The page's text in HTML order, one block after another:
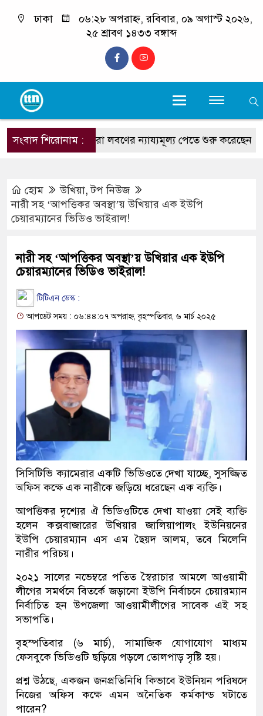
ঢাকা
০৬:২৮ অপরাহ্ন, রবিবার, ০৯ অগাস্ট ২০২৬,
২৫ শ্রাবণ ১৪৩৩ বঙ্গাব্দ
সংবাদ শিরোনাম :চাষিরা লবণের ন্যায্যমূল্য পেতে শুরু করেছেন :
হোম উখিয়া,টপ নিউজ
নারী সহ ‘আপত্তিকর অবস্থা’য় উখিয়ার এক ইউপি
চেয়ারম্যানের ভিডিও ভাইরাল!
নারী সহ ‘আপত্তিকর অবস্থা’য় উখিয়ার এক ইউপি
চেয়ারম্যানের ভিডিও ভাইরাল!
টিটিএন ডেস্ক :
আপডেট সময় : ০৬:৪৪:০৭ অপরাহ্ন, বৃহস্পতিবার, ৬ মার্চ ২০২৫
সিসিটিভি ক্যামেরার একটি ভিডিওতে দেখা যাচ্ছে, সুসজ্জিত
অফিস কক্ষে এক নারীকে জড়িয়ে ধরেছেন এক ব্যক্তি।
আপত্তিকর দৃশ্যের ঐ ভিডিওটিতে দেখা যাওয়া সেই ব্যক্তি
হলেন কক্সবাজারের উখিয়ার জালিয়াপালং ইউনিয়নের
ইউপি চেয়ারম্যান এস এম ছৈয়দ আলম, তবে মিলেনি
নারীর পরিচয়।
২০২১ সালের নভেম্বরে পতিত স্বৈরাচার আমলে আওয়ামী
লীগের সমর্থনে বিতর্কে জড়ানো ইউপি নির্বাচনে চেয়ারম্যান
নির্বাচিত হন উপজেলা আওয়ামীলীগের সাবেক এই সহ
সভাপতি।
বৃহস্পতিবার (৬ মার্চ), সামাজিক যোগাযোগ মাধ্যম
ফেসবুকে ভিডিওটি ছড়িয়ে পড়লে তোলপাড় সৃষ্টি হয়।
প্রশ্ন উঠছে, একজন জনপ্রতিনিধি কিভাবে ইউনিয়ন পরিষদে
নিজের অফিস কক্ষে এমন অনৈতিক কর্মকান্ড ঘটাতে
পারেন?